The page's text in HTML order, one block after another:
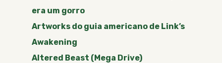
era um gorro
Artworks do guia americano de Link’s
Awakening
Altered Beast (Mega Drive)